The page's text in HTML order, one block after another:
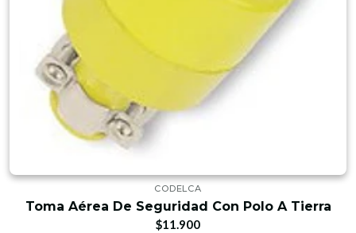
CODELCA
Toma Aérea De Seguridad Con Polo A Tierra
$11.900